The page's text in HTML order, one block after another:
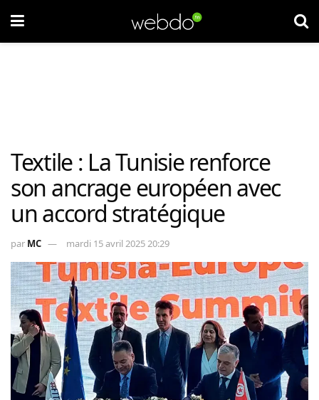
Textile : La Tunisie renforce
son ancrage européen avec
un accord stratégique
par MC mardi 15 avril 2025 20:29